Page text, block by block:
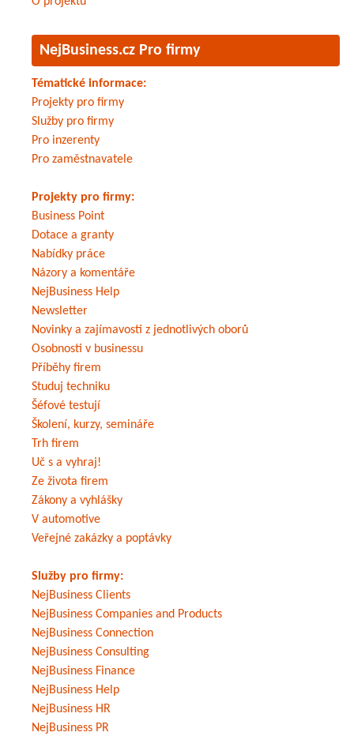
NejBusiness.cz Pro firmy
Tématické informace:
Projekty pro firmy
Služby pro firmy
Pro inzerenty
Pro zaměstnavatele
Projekty pro firmy:
Business Point
Dotace a granty
Nabídky práce
Názory a komentáře
NejBusiness Help
Newsletter
Novinky a zajímavosti z jednotlivých oborů
Osobnosti v businessu
Příběhy firem
Studuj techniku
Šéfové testují
Školení, kurzy, semináře
Trh firem
Uč s a vyhraj!
Ze života firem
Zákony a vyhlášky
V automotive
Veřejné zakázky a poptávky
Služby pro firmy:
NejBusiness Clients
NejBusiness Companies and Products
NejBusiness Connection
NejBusiness Consulting
NejBusiness Finance
NejBusiness Help
NejBusiness HR
NejBusiness PR